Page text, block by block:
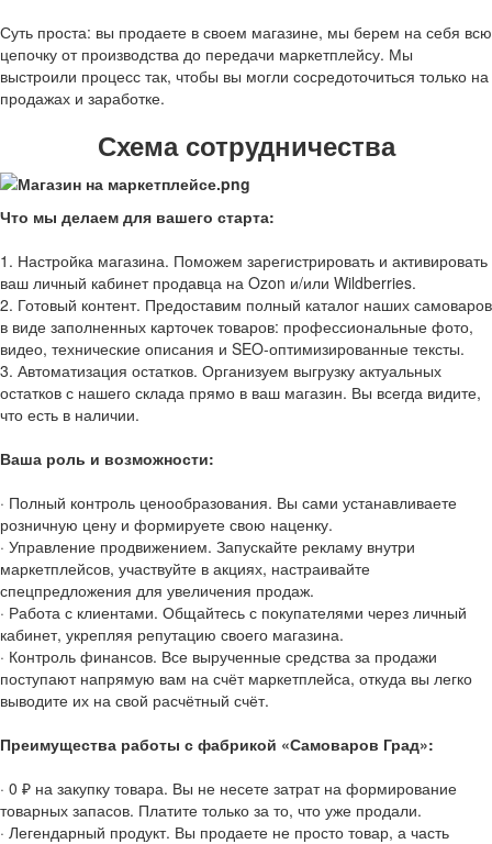
Суть проста: вы продаете в своем магазине, мы берем на себя всю
цепочку от производства до передачи маркетплейсу. Мы
выстроили процесс так, чтобы вы могли сосредоточиться только на
продажах и заработке.
Схема сотрудничества
Что мы делаем для вашего старта:
1. Настройка магазина. Поможем зарегистрировать и активировать
ваш личный кабинет продавца на Ozon и/или Wildberries.
2. Готовый контент. Предоставим полный каталог наших самоваров
в виде заполненных карточек товаров: профессиональные фото,
видео, технические описания и SEO-оптимизированные тексты.
3. Автоматизация остатков. Организуем выгрузку актуальных
остатков с нашего склада прямо в ваш магазин. Вы всегда видите,
что есть в наличии.
Ваша роль и возможности:
· Полный контроль ценообразования. Вы сами устанавливаете
розничную цену и формируете свою наценку.
· Управление продвижением. Запускайте рекламу внутри
маркетплейсов, участвуйте в акциях, настраивайте
спецпредложения для увеличения продаж.
· Работа с клиентами. Общайтесь с покупателями через личный
кабинет, укрепляя репутацию своего магазина.
· Контроль финансов. Все вырученные средства за продажи
поступают напрямую вам на счёт маркетплейса, откуда вы легко
выводите их на свой расчётный счёт.
Преимущества работы с фабрикой «Самоваров Град»:
· 0 ₽ на закупку товара. Вы не несете затрат на формирование
товарных запасов. Платите только за то, что уже продали.
· Легендарный продукт. Вы продаете не просто товар, а часть